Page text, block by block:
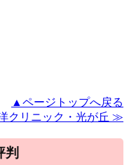
▲ページトップへ戻る
クリニック・光が丘 ≫
判